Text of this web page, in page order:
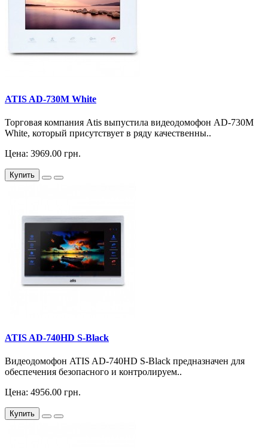
ATIS AD-730M White
Торговая компания Atis выпустила видеодомофон AD-730M
White, который присутствует в ряду качественны..
Цена: 3969.00 грн.
Купить
ATIS AD-740HD S-Black
Видеодомофон ATIS AD-740HD S-Black предназначен для
обеспечения безопасного и контролируем..
Цена: 4956.00 грн.
Купить